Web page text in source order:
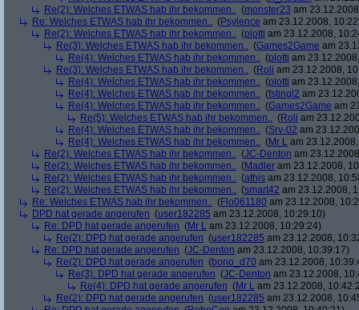
Re(2): Welches ETWAS hab ihr bekommen.. (monster23 am
Re: Welches ETWAS hab ihr bekommen.. (Psylence am 23.12.2008,
Re(2): Welches ETWAS hab ihr bekommen.. (plotti am 23.12.2008,
Re(3): Welches ETWAS hab ihr bekommen.. (Games2Game am
Re(4): Welches ETWAS hab ihr bekommen.. (plotti am
Re(3): Welches ETWAS hab ihr bekommen.. (Roli am 23.12.2008,
Re(4): Welches ETWAS hab ihr bekommen.. (plotti am
Re(4): Welches ETWAS hab ihr bekommen.. (fstingl2 am
Re(4): Welches ETWAS hab ihr bekommen.. (Games2Game am
Re(5): Welches ETWAS hab ihr bekommen.. (Roli am
Re(4): Welches ETWAS hab ihr bekommen.. (Srv-02 am
Re(4): Welches ETWAS hab ihr bekommen.. (Mr L am
Re(2): Welches ETWAS hab ihr bekommen.. (JC-Denton am
Re(2): Welches ETWAS hab ihr bekommen.. (Madler am 23.12.2008,
Re(2): Welches ETWAS hab ihr bekommen.. (athis am 23.12.2008,
Re(2): Welches ETWAS hab ihr bekommen.. (smart42 am 23.12.2008,
Re: Welches ETWAS hab ihr bekommen.. (Flo061180 am 23.12.2008,
DPD hat gerade angerufen (user182285 am 23.12.2008, 10:29:10)
Re: DPD hat gerade angerufen (Mr L am 23.12.2008, 10:29:24)
Re(2): DPD hat gerade angerufen (user182285 am 23.12.2008,
Re: DPD hat gerade angerufen (JC-Denton am 23.12.2008, 10:39:17)
Re(2): DPD hat gerade angerufen (bono_d70 am 23.12.2008,
Re(3): DPD hat gerade angerufen (JC-Denton am 23.12.2008,
Re(4): DPD hat gerade angerufen (Mr L am 23.12.2008,
Re(2): DPD hat gerade angerufen (user182285 am 23.12.2008,